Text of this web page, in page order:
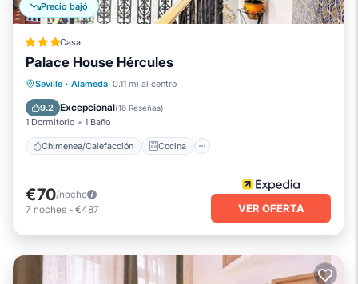
Precio bajó
Casa
Palace House Hércules
Seville · Alameda 0.11 mi al centro
9.2 Excepcional(16 Reseñas)
1 Dormitorio 1 Baño
Chimenea/Calefacción Cocina
Chimenea/Calefacción
Aire acondicionado
€70/noche
7 noches - €487 VER OFERTA